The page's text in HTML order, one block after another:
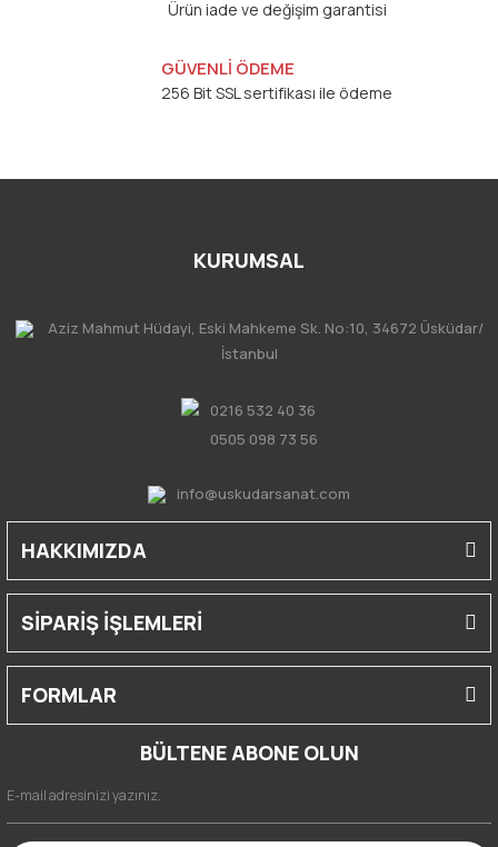
Ürün iade ve değişim garantisi
GÜVENLİ ÖDEME
256 Bit SSL sertifikası ile ödeme
KURUMSAL
Aziz Mahmut Hüdayi, Eski Mahkeme Sk. No:10, 34672 Üsküdar/
İstanbul
0216 532 40 36
0505 098 73 56
info@uskudarsanat.com
HAKKIMIZDA
SİPARİŞ İŞLEMLERİ
FORMLAR
BÜLTENE ABONE OLUN